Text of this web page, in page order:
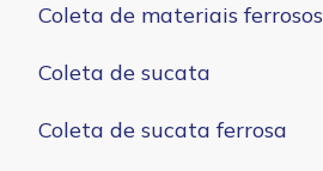
Coleta de materiais ferrosos
Coleta de sucata
Coleta de sucata ferrosa